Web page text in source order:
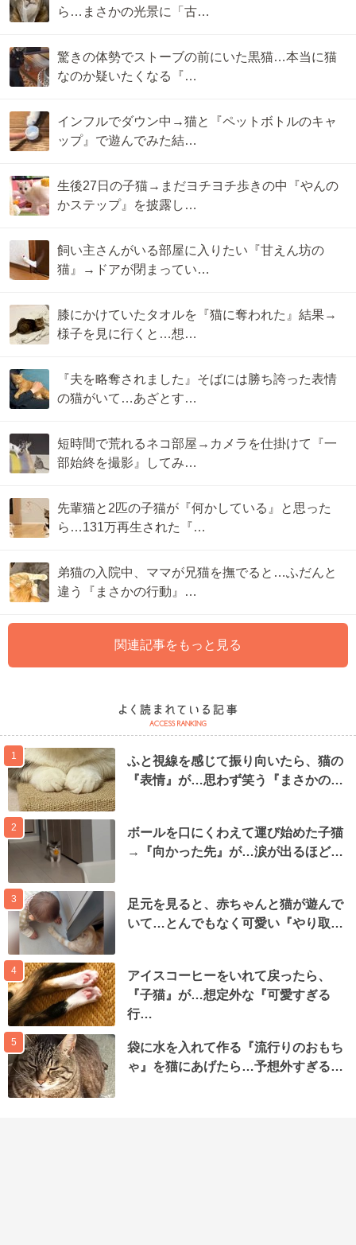
ら…まさかの光景に「古…
驚きの体勢でストーブの前にいた黒猫…本当に猫
なのか疑いたくなる『…
インフルでダウン中→猫と『ペットボトルのキャ
ップ』で遊んでみた結…
生後27日の子猫→まだヨチヨチ歩きの中『やんの
かステップ』を披露し…
飼い主さんがいる部屋に入りたい『甘えん坊の
猫』→ドアが閉まってい…
膝にかけていたタオルを『猫に奪われた』結果→
様子を見に行くと…想…
『夫を略奪されました』そばには勝ち誇った表情
の猫がいて…あざとす…
短時間で荒れるネコ部屋→カメラを仕掛けて『一
部始終を撮影』してみ…
先輩猫と2匹の子猫が『何かしている』と思った
ら…131万再生された『…
弟猫の入院中、ママが兄猫を撫でると…ふだんと
違う『まさかの行動』…
関連記事をもっと見る
1
ふと視線を感じて振り向いたら、猫の
『表情』が…思わず笑う『まさかの…
2
ボールを口にくわえて運び始めた子猫
→『向かった先』が…涙が出るほど…
3
足元を見ると、赤ちゃんと猫が遊んで
いて…とんでもなく可愛い『やり取…
4
アイスコーヒーをいれて戻ったら、
『子猫』が…想定外な『可愛すぎる
行…
5
袋に水を入れて作る『流行りのおもち
ゃ』を猫にあげたら…予想外すぎる…